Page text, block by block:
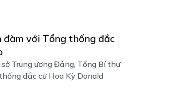
đàm với Tổng thống đắc
Trung ương Đảng, Tổng Bí thư
đắc cử Hoa Kỳ Donald